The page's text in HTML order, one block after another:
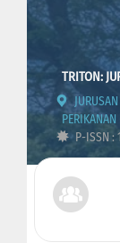
TRITON:
JURUSAN
P-ISSN :